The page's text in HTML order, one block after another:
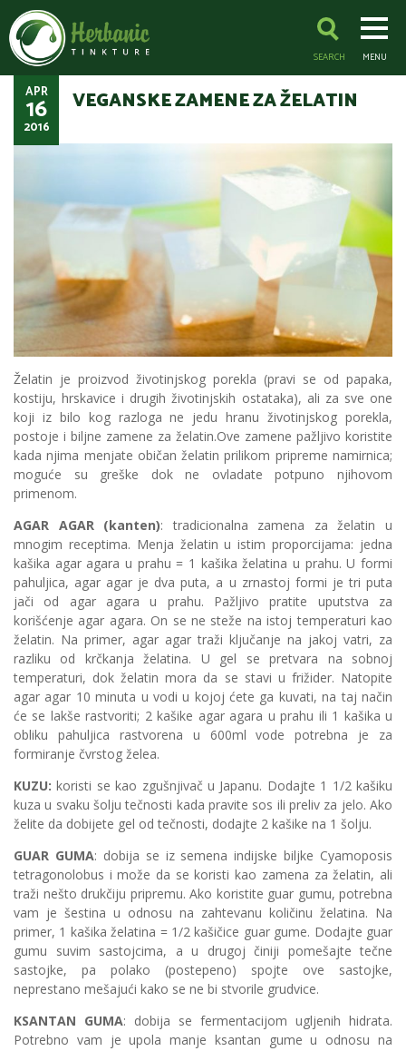
SEARCH MENU
APR
16
2016
VEGANSKE ZAMENE ZA ŽELATIN
Želatin je proizvod životinjskog porekla (pravi se od papaka,
kostiju, hrskavice i drugih životinjskih ostataka), ali za sve one
koji iz bilo kog razloga ne jedu hranu životinjskog porekla,
postoje i biljne zamene za želatin.Ove zamene pažljivo koristite
kada njima menjate običan želatin prilikom pripreme namirnica;
moguće su greške dok ne ovladate potpuno njihovom
primenom.
AGAR AGAR (kanten): tradicionalna zamena za želatin u
mnogim receptima. Menja želatin u istim proporcijama: jedna
kašika agar agara u prahu = 1 kašika želatina u prahu. U formi
pahuljica, agar agar je dva puta, a u zrnastoj formi je tri puta
jači od agar agara u prahu. Pažljivo pratite uputstva za
korišćenje agar agara. On se ne steže na istoj temperaturi kao
želatin. Na primer, agar agar traži ključanje na jakoj vatri, za
razliku od krčkanja želatina. U gel se pretvara na sobnoj
temperaturi, dok želatin mora da se stavi u frižider. Natopite
agar agar 10 minuta u vodi u kojoj ćete ga kuvati, na taj način
će se lakše rastvoriti; 2 kašike agar agara u prahu ili 1 kašika u
obliku pahuljica rastvorena u 600ml vode potrebna je za
formiranje čvrstog želea.
KUZU: koristi se kao zgušnjivač u Japanu. Dodajte 1 1/2 kašiku
kuza u svaku šolju tečnosti kada pravite sos ili preliv za jelo. Ako
želite da dobijete gel od tečnosti, dodajte 2 kašike na 1 šolju.
GUAR GUMA: dobija se iz semena indijske biljke Cyamoposis
tetragonolobus i može da se koristi kao zamena za želatin, ali
traži nešto drukčiju pripremu. Ako koristite guar gumu, potrebna
vam je šestina u odnosu na zahtevanu količinu želatina. Na
primer, 1 kašika želatina = 1/2 kašičice guar gume. Dodajte guar
gumu suvim sastojcima, a u drugoj činiji pomešajte tečne
sastojke, pa polako (postepeno) spojte ove sastojke,
neprestano mešajući kako se ne bi stvorile grudvice.
KSANTAN GUMA: dobija se fermentacijom ugljenih hidrata.
Potrebno vam je upola manje ksantan gume u odnosu na